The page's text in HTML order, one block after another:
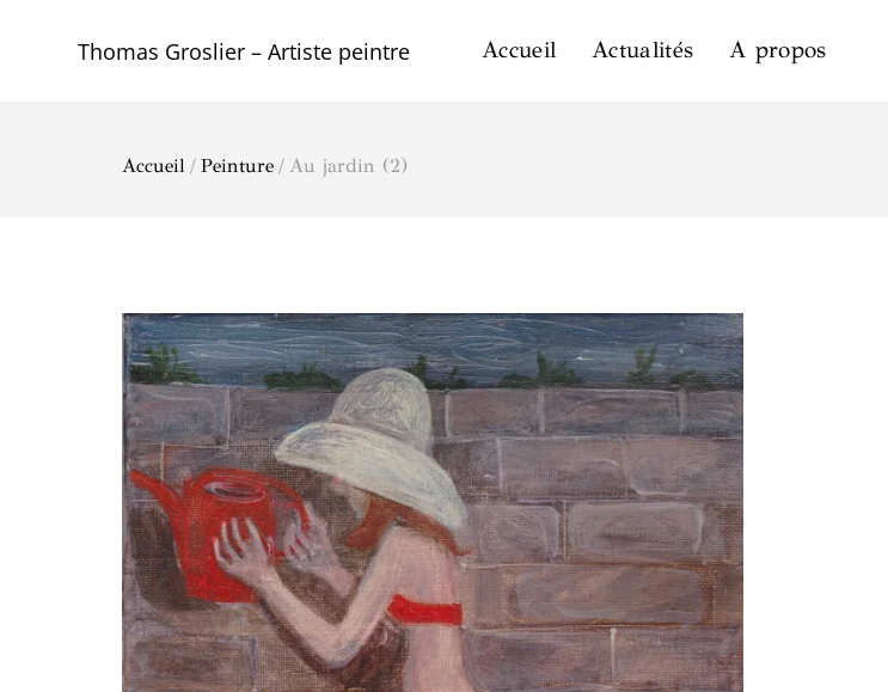
Thomas Groslier – Artiste peintre Accueil Actualités A propos
Accueil / Peinture / Au jardin (2)